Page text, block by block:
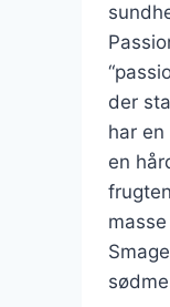
der
har
en